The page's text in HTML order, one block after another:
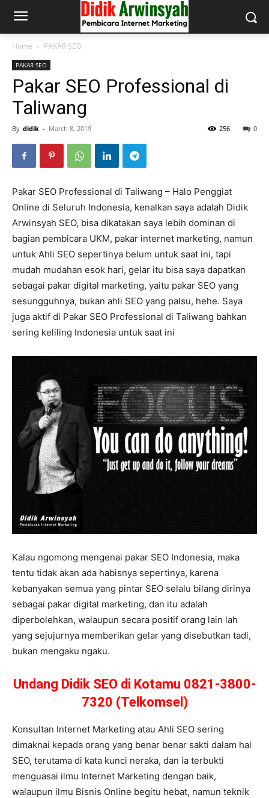
Home PAKAR SEO
PAKAR SEO
Pakar SEO Professional di
Taliwang
By didik - March 8, 2019 0
256
Pakar SEO Professional di Taliwang – Halo Penggiat
Online di Seluruh Indonesia, kenalkan saya adalah Didik
Arwinsyah SEO, bisa dikatakan saya lebih dominan di
bagian pembicara UKM, pakar internet marketing, namun
untuk Ahli SEO sepertinya belum untuk saat ini, tapi
mudah mudahan esok hari, gelar itu bisa saya dapatkan
sebagai pakar digital marketing, yaitu pakar SEO yang
sesungguhnya, bukan ahli SEO yang palsu, hehe. Saya
juga aktif di Pakar SEO Professional di Taliwang bahkan
sering keliling Indonesia untuk saat ini
Kalau ngomong mengenai pakar SEO Indonesia, maka
tentu tidak akan ada habisnya sepertinya, karena
kebanyakan semua yang pintar SEO selalu bilang dirinya
sebagai pakar digital marketing, dan itu adalah
diperbolehkan, walaupun secara positif orang lain lah
yang sejujurnya memberikan gelar yang disebutkan tadi,
bukan mengaku ngaku.
Undang Didik SEO di Kotamu 0821-3800-
7320 (Telkomsel)
Konsultan Internet Marketing atau Ahli SEO sering
dimaknai kepada orang yang benar benar sakti dalam hal
SEO, terutama di kata kunci neraka, dan ia terbukti
menguasai ilmu Internet Marketing dengan baik,
walaupun ilmu Bisnis Online begitu hebat, namun teknik